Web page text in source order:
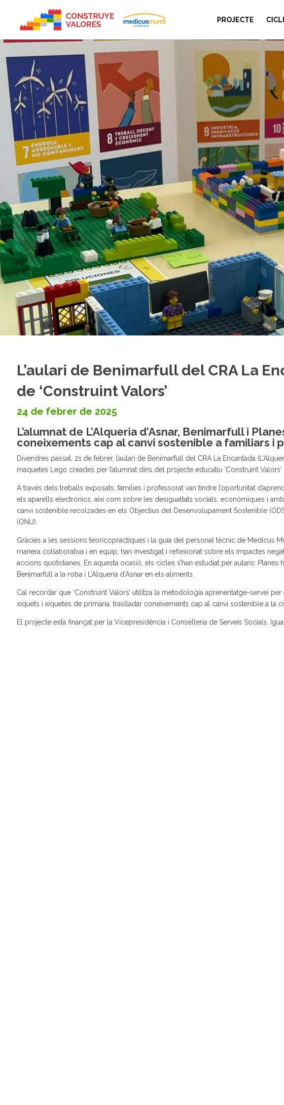
PROJECTE
L’aulari de Benimarfull del CRA La
de ‘Construint Valors’
24 de febrer de 2025
L’alumnat de L’Alqueria d’Asnar, Benimarfull i
coneixements cap al canvi sostenible a familiars i
Divendres passat, 21 de febrer, l’aulari de Benimarfull del CRA La Encantada
maquetes Lego creades per l’alumnat dins del projecte educatiu ‘Construint
A través dels treballs exposats, famílies i professorat van tindre l’oportunitat
els aparells electrònics, així com sobre les desigualtats socials, econòmiques i
canvi sostenible recolzades en els Objectius del Desenvolupament Sostenible
(ONU).
Gràcies a les sessions teoricopràctiques i la guia del personal tècnic de Medicus
manera col·laborativa i en equip, han investigat i reflexionat sobre els impactes
accions quotidianes. En aquesta ocasió, els cicles s’han estudiat per aularis:
Benimarfull a la roba i L’Alqueria d’Asnar en els aliments.
Cal recordar que ‘Construint Valors’ utilitza la metodologia aprenentatge-servei per
xiquets i xiquetes de primària, traslladar coneixements cap al canvi sostenible a la
El projecte està finançat per la Vicepresidència i Conselleria de Serveis Socials,